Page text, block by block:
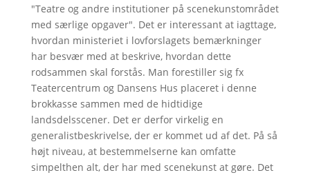
"Teatre og andre institutioner på scenekunstområdet
med særlige opgaver". Det er interessant at iagttage,
hvordan ministeriet i lovforslagets bemærkninger
har besvær med at beskrive, hvordan dette
rodsammen skal forstås. Man forestiller sig fx
Teatercentrum og Dansens Hus placeret i denne
brokkasse sammen med de hidtidige
landsdelsscener. Det er derfor virkelig en
generalistbeskrivelse, der er kommet ud af det. På så
højt niveau, at bestemmelserne kan omfatte
simpelthen alt, der har med scenekunst at gøre. Det